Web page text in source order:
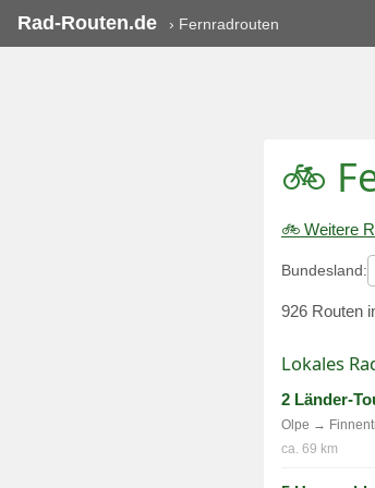
Rad-Routen.de › Fernradrouten
🚲
🚲 Weitere
Bundesland:
926 Routen
Lokales
2 Länder-
Olpe →
ca. 69 km